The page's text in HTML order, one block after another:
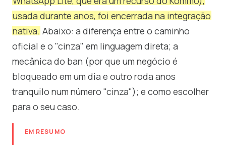
usada durante anos, foi encerrada na integração
nativa. Abaixo: a diferença entre o caminho
oficial e o "cinza" em linguagem direta; a
mecânica do ban (por que um negócio é
bloqueado em um dia e outro roda anos
tranquilo num número "cinza"); e como escolher
para o seu caso.
EM RESUMO